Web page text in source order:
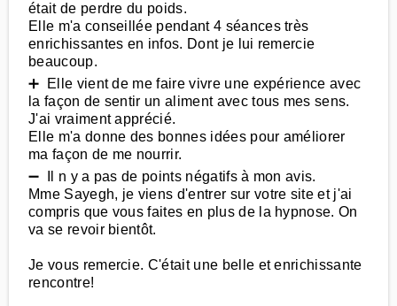
était de perdre du poids.
Elle m'a conseillée pendant 4 séances très
enrichissantes en infos. Dont je lui remercie
beaucoup.
➕ Elle vient de me faire vivre une expérience avec
la façon de sentir un aliment avec tous mes sens.
J'ai vraiment apprécié.
Elle m'a donne des bonnes idées pour améliorer
ma façon de me nourrir.
➖ Il n y a pas de points négatifs à mon avis.
Mme Sayegh, je viens d'entrer sur votre site et j'ai
compris que vous faites en plus de la hypnose. On
va se revoir bientôt.
Je vous remercie. C'était une belle et enrichissante
rencontre!